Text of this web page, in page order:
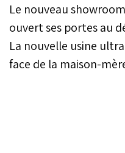
Le nouveau
ouvert ses portes au
La nouvelle usine
face de la maison-